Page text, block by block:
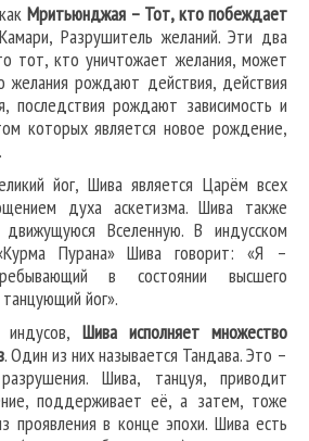
Мритьюнджая – Тот, кто побеждает
Разрушитель желаний. Эти два
тот, кто уничтожает желания, может
желания рождают действия, действия
последствия рождают зависимость и
которых является новое рождение,
йог, Шива является Царём всех
духа аскетизма. Шива также
Вселенную. В индусском
Пурана» Шива говорит: «Я –
в состоянии высшего
йог».
индусов, Шива исполняет множество
. Один из них называется Тандава. Это –
Шива, танцуя, приводит
поддерживает её, а затем, тоже
проявления в конце эпохи. Шива есть